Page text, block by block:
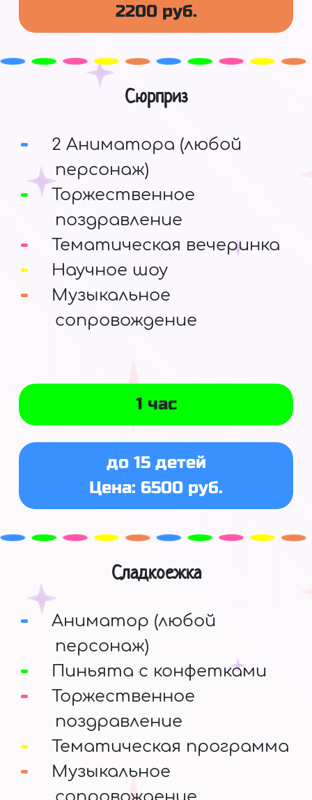
2200 руб.
Сюрприз
2 Аниматора (любой
персонаж)
Торжественное
поздравление
Тематическая вечеринка
Научное шоу
Музыкальное
сопровождение
1 час
до 15 детей
Цена: 6500 руб.
Сладкоежка
Аниматор (любой
персонаж)
Пиньята с конфетками
Торжественное
поздравление
Тематическая программа
Музыкальное